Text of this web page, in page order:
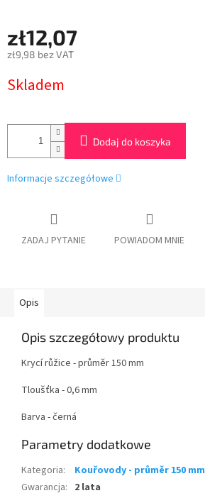
zł12,07
zł9,98 bez VAT
jednostkowa:
Skladem
Dodaj do koszyka
Informacje szczegółowe
ZADAJ PYTANIE POWIADOM MNIE
Opis
Opis szczegółowy produktu
Krycí růžice - průměr 150 mm
Tloušťka - 0,6 mm
Barva - černá
Parametry dodatkowe
Kategoria:
Kouřovody - průměr 150 mm
Gwarancja: 2 lata